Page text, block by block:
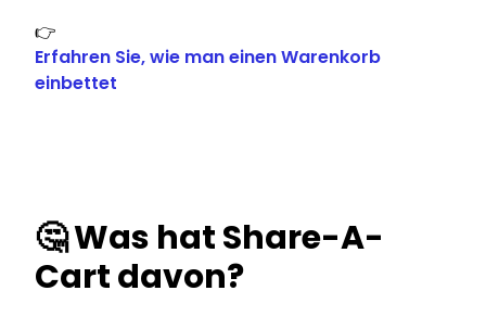
👉
Erfahren Sie, wie man einen Warenkorb
einbettet
🤔 Was hat Share-A-
Cart davon?